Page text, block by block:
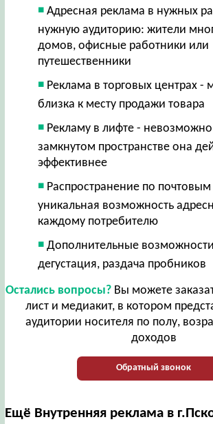
Адресная реклама в нужных
нужную аудиторию: жители
домов, офисные работники или
путешественники
Реклама в торговых центрах -
близка к месту продажи товара
Рекламу в лифте - невозможно
замкнутом пространстве она
эффективнее
Распространение по
уникальная возможность
каждому потребителю
Дополнительные
дегустация, раздача пробников
Остались вопросы?Вы можете
лист и медиакит, в котором
аудитории носителя по полу,
доходов
Обратный звонок
Ещё Внутренняя реклама в